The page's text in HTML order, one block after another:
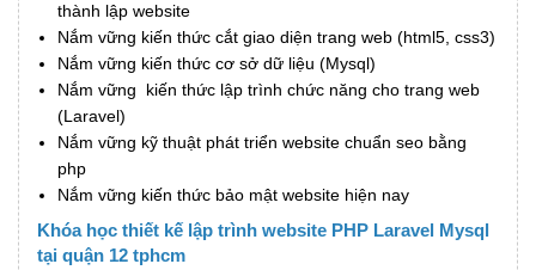
thành lập website
Nắm vững kiến thức cắt giao diện trang web (html5, css3)
Nắm vững kiến thức cơ sở dữ liệu (Mysql)
Nắm vững kiến thức lập trình chức năng cho trang web
(Laravel)
Nắm vững kỹ thuật phát triển website chuẩn seo bằng
php
Nắm vững kiến thức bảo mật website hiện nay
Khóa học thiết kế lập trình website PHP Laravel Mysql
tại quận 12 tphcm